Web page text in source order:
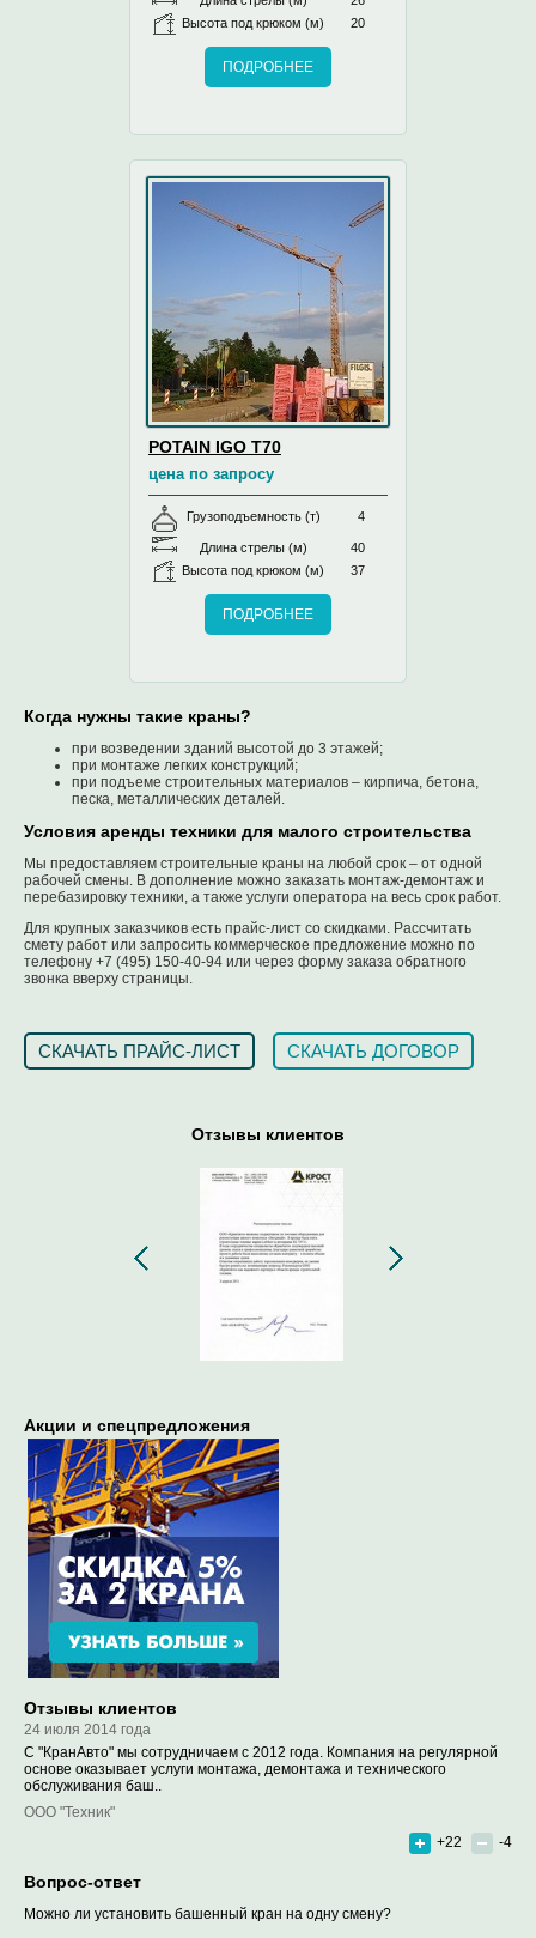
Акции и спецпредложения
Отзывы клиентов
24 июля 2014 года
С "КранАвто" мы сотрудничаем с 2012 года. Компания на регулярной
основе оказывает услуги монтажа, демонтажа и технического
обслуживания баш..
ООО "Техник"
+22
-4
Вопрос-ответ
Можно ли установить башенный кран на одну смену?
Высота под крюком (м)
20
ПОДРОБНЕЕ
POTAIN IGO T70
цена по запросу
Грузоподъемность (т) 4
Длина стрелы (м)
40
Высота под крюком (м)
37
ПОДРОБНЕЕ
Когда нужны такие краны?
при возведении зданий высотой до 3 этажей;
при монтаже легких конструкций;
при подъеме строительных материалов – кирпича, бетона,
песка, металлических деталей.
Условия аренды техники для малого строительства
Мы предоставляем строительные краны на любой срок – от одной
рабочей смены. В дополнение можно заказать монтаж-демонтаж и
перебазировку техники, а также услуги оператора на весь срок работ.
Для крупных заказчиков есть прайс-лист со скидками. Рассчитать
смету работ или запросить коммерческое предложение можно по
телефону +7 (495) 150-40-94 или через форму заказа обратного
звонка вверху страницы.
СКАЧАТЬ ПРАЙС-ЛИСТ СКАЧАТЬ ДОГОВОР
Отзывы клиентов